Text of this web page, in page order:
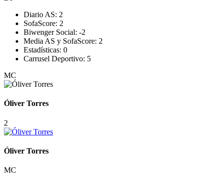
Diario AS: 2
SofaScore: 2
Biwenger Social: -2
Media AS y SofaScore: 2
Estadísticas: 0
Carrusel Deportivo: 5
MC
Óliver Torres
2
Óliver Torres
MC